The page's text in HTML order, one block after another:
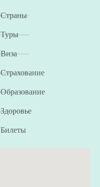
Страны
Туры
Виза
Страхование
Образование
Здоровье
Билеты